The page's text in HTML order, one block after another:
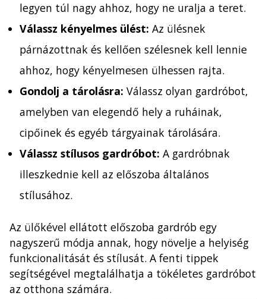
legyen túl nagy ahhoz, hogy ne uralja a teret.
Válassz kényelmes ülést: Az ülésnek
párnázottnak és kellően szélesnek kell lennie
ahhoz, hogy kényelmesen ülhessen rajta.
Gondolj a tárolásra: Válassz olyan gardróbot,
amelyben van elegendő hely a ruháinak,
cipőinek és egyéb tárgyainak tárolására.
Válassz stílusos gardróbot: A gardróbnak
illeszkednie kell az előszoba általános
stílusához.
Az ülőkével ellátott előszoba gardrób egy
nagyszerű módja annak, hogy növelje a helyiség
funkcionalitását és stílusát. A fenti tippek
segítségével megtalálhatja a tökéletes gardróbot
az otthona számára.